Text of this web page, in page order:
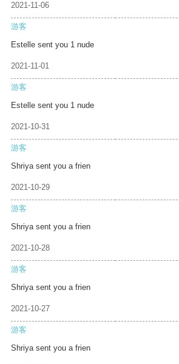
2021-11-06
游客
Estelle sent you 1 nude
2021-11-01
游客
Estelle sent you 1 nude
2021-10-31
游客
Shriya sent you a frien
2021-10-29
游客
Shriya sent you a frien
2021-10-28
游客
Shriya sent you a frien
2021-10-27
游客
Shriya sent you a frien